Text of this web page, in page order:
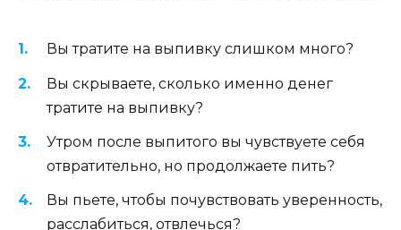
Вы тратите на выпивку слишком много?
Вы скрываете, сколько именно денег
тратите на выпивку?
Утром после выпитого вы чувствуете себя
отвратительно, но продолжаете пить?
Вы пьете, чтобы почувствовать уверенность,
расслабиться, отвлечься?